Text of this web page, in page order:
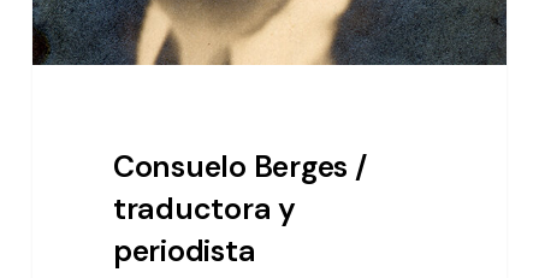
Consuelo Berges /
traductora y
periodista